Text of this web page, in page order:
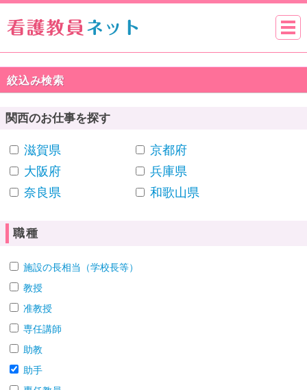
絞込み検索
関西のお仕事を探す
滋賀県
京都府
大阪府
兵庫県
奈良県
和歌山県
職種
施設の長相当（学校長等）
教授
准教授
専任講師
助教
助手